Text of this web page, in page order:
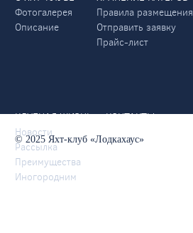
Фотогалерея
Описание
Правила размещения
Отправить заявку
Прайс-лист
КЛУБНАЯ ЖИЗНЬ
Новости
Рассылка
Преимущества
Иногородним
КОНТАКТЫ
© 2025 Яхт-клуб «Лодкахаус»